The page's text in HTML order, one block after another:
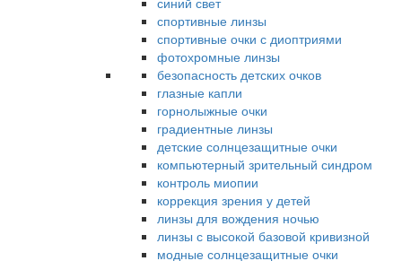
спортивные линзы
спортивные очки с диоптриями
фотохромные линзы
безопасность детских очков
глазные капли
горнолыжные очки
градиентные линзы
детские солнцезащитные очки
компьютерный зрительный синдром
контроль миопии
коррекция зрения у детей
линзы для вождения ночью
линзы с высокой базовой кривизной
модные солнцезащитные очки